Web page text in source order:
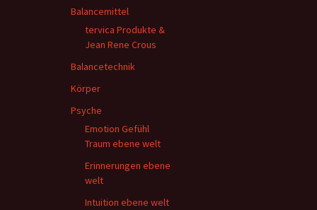
Balancemittel
tervica Produkte &
Jean Rene Crous
Balancetechnik
Körper
Psyche
Emotion Gefühl
Traum ebene welt
Erinnerungen ebene
welt
Intuition ebene welt